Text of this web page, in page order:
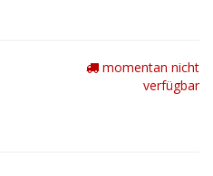
momentan nicht
verfügbar